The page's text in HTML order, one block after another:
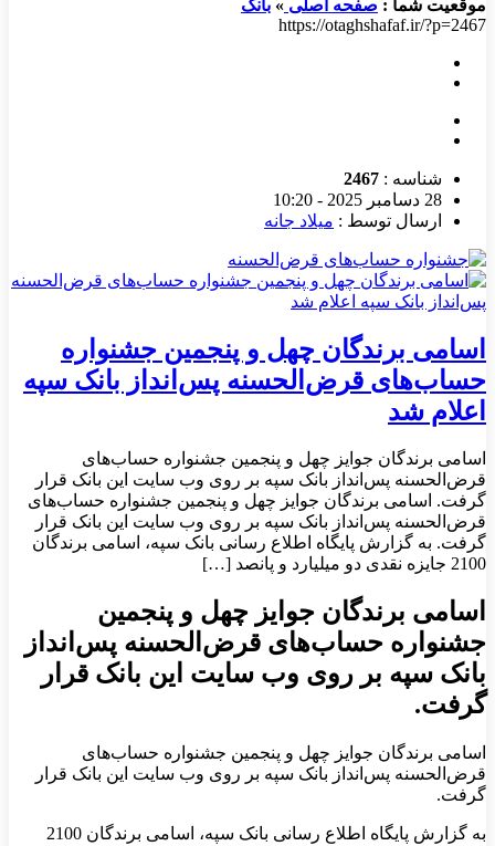
موقعیت شما : صفحه اصلی » بانک
https://otaghshafaf.ir/?p=2467
شناسه : 2467
28 دسامبر 2025 - 10:20
ارسال توسط : میلاد جانه
اسامی برندگان چهل و پنجمین جشنواره
حساب‌های قرض‌الحسنه پس‌انداز بانک سپه
اعلام شد
اسامی برندگان جوایز چهل و پنجمین جشنواره حساب‌های
قرض‌الحسنه پس‌انداز بانک سپه بر روی وب سایت این بانک قرار
گرفت. اسامی برندگان جوایز چهل و پنجمین جشنواره حساب‌های
قرض‌الحسنه پس‌انداز بانک سپه بر روی وب سایت این بانک قرار
گرفت. به‌ گزارش‌ پایگاه‌ اطلاع‌ رسانی‌ بانک‌ سپه،‌ اسامی برندگان
2100 جایزه نقدی دو میلیارد و پانصد […]
اسامی برندگان جوایز چهل و پنجمین
جشنواره حساب‌های قرض‌الحسنه پس‌انداز
بانک سپه بر روی وب سایت این بانک قرار
گرفت.
اسامی برندگان جوایز چهل و پنجمین جشنواره حساب‌های
قرض‌الحسنه پس‌انداز بانک سپه بر روی وب سایت این بانک قرار
گرفت.
به‌ گزارش‌ پایگاه‌ اطلاع‌ رسانی‌ بانک‌ سپه،‌ اسامی برندگان 2100